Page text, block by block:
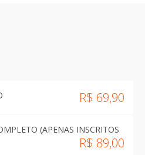
R$ 69,90
(APENAS INSCRITOS
R$ 89,00